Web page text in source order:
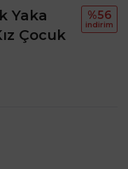
Yaka
Çocuk
%56
i̇ndi̇ri̇m